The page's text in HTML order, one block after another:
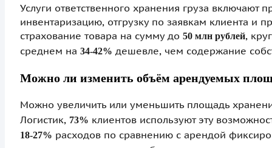
Услуги ответственного хранения груза
инвентаризацию, отгрузку по заявкам клиента и
страхование товара на сумму до 50 млн рублей,
среднем на 34-42% дешевле, чем содержание
Можно ли изменить объём арендуемых
Можно увеличить или уменьшить площадь
Логистик, 73% клиентов используют эту
18-27% расходов по сравнению с арендой